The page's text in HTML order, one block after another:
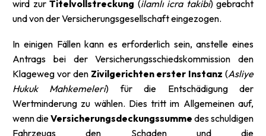
wird zur Titelvollstreckung (ilamlı icra takibi) gebracht
und von der Versicherungsgesellschaft eingezogen.
In einigen Fällen kann es erforderlich sein, anstelle eines
Antrags bei der Versicherungsschiedskommission den
Klageweg vor den Zivilgerichten erster Instanz (Asliye
Hukuk Mahkemeleri) für die Entschädigung der
Wertminderung zu wählen. Dies tritt im Allgemeinen auf,
wenn dieVersicherungsdeckungssumme des schuldigen
Fahrzeugs den Schaden und die